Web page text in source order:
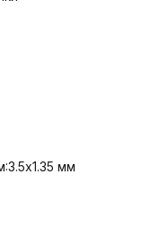
мм